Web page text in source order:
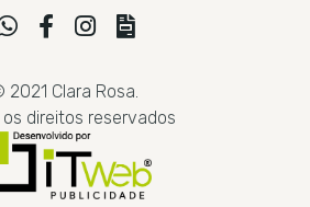
2021 Clara Rosa.
os direitos reservados